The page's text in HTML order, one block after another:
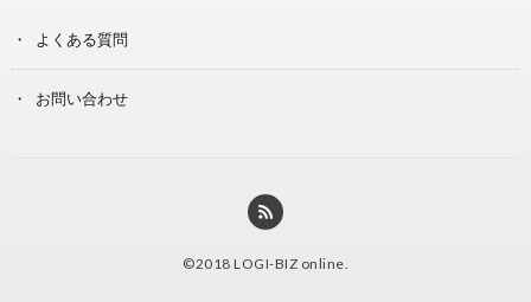
よくある質問
お問い合わせ
©2018 LOGI-BIZ online